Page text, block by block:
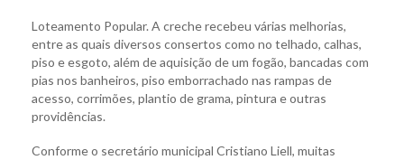
Loteamento Popular. A creche recebeu várias melhorias,
entre as quais diversos consertos como no telhado, calhas,
piso e esgoto, além de aquisição de um fogão, bancadas com
pias nos banheiros, piso emborrachado nas rampas de
acesso, corrimões, plantio de grama, pintura e outras
providências.
Conforme o secretário municipal Cristiano Liell, muitas